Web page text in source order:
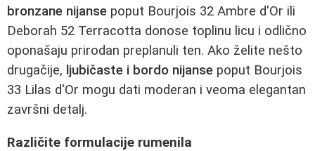
bronzane nijanse poput Bourjois 32 Ambre d'Or ili
Deborah 52 Terracotta donose toplinu licu i odlično
oponašaju prirodan preplanuli ten. Ako želite nešto
drugačije, ljubičaste i bordo nijanse poput Bourjois
33 Lilas d'Or mogu dati moderan i veoma elegantan
završni detalj.
Različite formulacije rumenila